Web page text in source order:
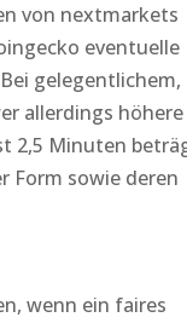
von nextmarkets
eventuelle
gelegentlichem,
allerdings höhere
2,5 Minuten
Form sowie deren
wenn ein faires